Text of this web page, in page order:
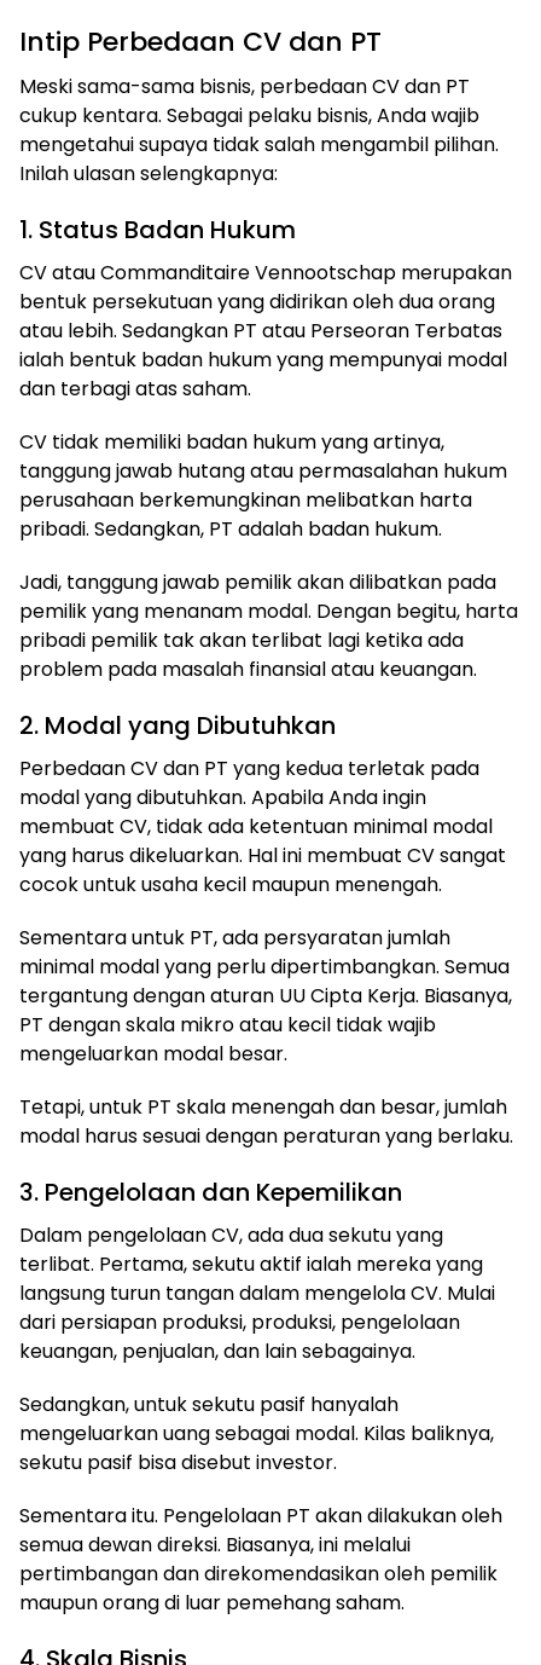
Intip Perbedaan CV dan PT
Meski sama-sama bisnis, perbedaan CV dan PT
cukup kentara. Sebagai pelaku bisnis, Anda wajib
mengetahui supaya tidak salah mengambil pilihan.
Inilah ulasan selengkapnya:
1. Status Badan Hukum
CV atau Commanditaire Vennootschap merupakan
bentuk persekutuan yang didirikan oleh dua orang
atau lebih. Sedangkan PT atau Perseoran Terbatas
ialah bentuk badan hukum yang mempunyai modal
dan terbagi atas saham.
CV tidak memiliki badan hukum yang artinya,
tanggung jawab hutang atau permasalahan hukum
perusahaan berkemungkinan melibatkan harta
pribadi. Sedangkan, PT adalah badan hukum.
Jadi, tanggung jawab pemilik akan dilibatkan pada
pemilik yang menanam modal. Dengan begitu, harta
pribadi pemilik tak akan terlibat lagi ketika ada
problem pada masalah finansial atau keuangan.
2. Modal yang Dibutuhkan
Perbedaan CV dan PT yang kedua terletak pada
modal yang dibutuhkan. Apabila Anda ingin
membuat CV, tidak ada ketentuan minimal modal
yang harus dikeluarkan. Hal ini membuat CV sangat
cocok untuk usaha kecil maupun menengah.
Sementara untuk PT, ada persyaratan jumlah
minimal modal yang perlu dipertimbangkan. Semua
tergantung dengan aturan UU Cipta Kerja. Biasanya,
PT dengan skala mikro atau kecil tidak wajib
mengeluarkan modal besar.
Tetapi, untuk PT skala menengah dan besar, jumlah
modal harus sesuai dengan peraturan yang berlaku.
3. Pengelolaan dan Kepemilikan
Dalam pengelolaan CV, ada dua sekutu yang
terlibat. Pertama, sekutu aktif ialah mereka yang
langsung turun tangan dalam mengelola CV. Mulai
dari persiapan produksi, produksi, pengelolaan
keuangan, penjualan, dan lain sebagainya.
Sedangkan, untuk sekutu pasif hanyalah
mengeluarkan uang sebagai modal. Kilas baliknya,
sekutu pasif bisa disebut investor.
Sementara itu. Pengelolaan PT akan dilakukan oleh
semua dewan direksi. Biasanya, ini melalui
pertimbangan dan direkomendasikan oleh pemilik
maupun orang di luar pemehang saham.